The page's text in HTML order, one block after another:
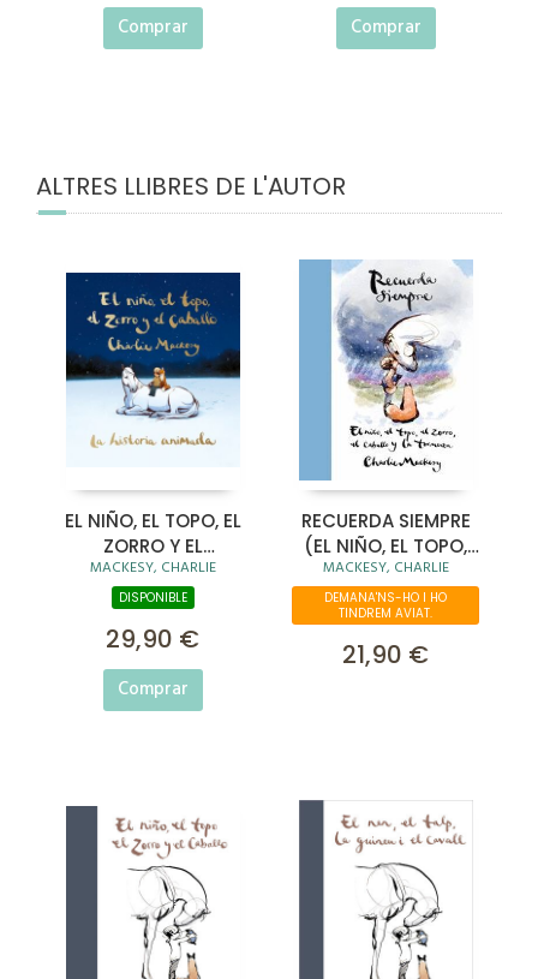
Comprar Comprar
ALTRES LLIBRES DE L'AUTOR
EL NIÑO, EL TOPO, EL
ZORRO Y EL
CABALLO. LA
HISTORIA ANIMADA
MACKESY, CHARLIE
DISPONIBLE
29,90 €
Comprar
RECUERDA SIEMPRE
(EL NIÑO, EL TOPO,
2)
MACKESY, CHARLIE
DEMANA'NS-HO I HO
TINDREM AVIAT.
21,90 €